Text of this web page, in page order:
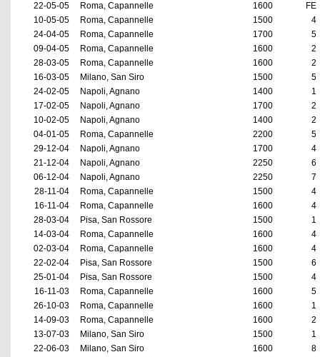
22-05-05
Roma, Capannelle 1600
FE
10-05-05
Roma, Capannelle 1500
4
24-04-05
Roma, Capannelle 1700
5
09-04-05
Roma, Capannelle 1600
2
28-03-05
Roma, Capannelle 1600
2
16-03-05
Milano, San Siro 1500
5
24-02-05
Napoli, Agnano 1400
1
17-02-05
Napoli, Agnano 1700
2
10-02-05
Napoli, Agnano 1400
2
04-01-05
Roma, Capannelle 2200
5
29-12-04
Napoli, Agnano 1700
4
21-12-04
Napoli, Agnano 2250
6
06-12-04
Napoli, Agnano 2250
7
28-11-04
Roma, Capannelle 1500
4
16-11-04
Roma, Capannelle 1600
4
28-03-04
Pisa, San Rossore 1500
1
14-03-04
Roma, Capannelle 1600
4
02-03-04
Roma, Capannelle 1600
4
22-02-04
Pisa, San Rossore 1500
6
25-01-04
Pisa, San Rossore 1500
4
16-11-03
Roma, Capannelle 1600
5
26-10-03
Roma, Capannelle 1600
1
14-09-03
Roma, Capannelle 1600
2
13-07-03
Milano, San Siro 1500
1
22-06-03
Milano, San Siro 1600
8